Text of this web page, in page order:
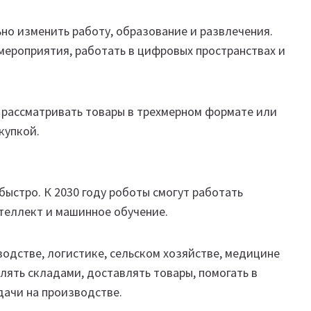
изменить работу, образование и развлечения.
работать в цифровых пространствах и
товары в трехмерном формате или
К 2030 году роботы смогут работать
и машинное обучение.
логистике, сельском хозяйстве, медицине
складами, доставлять товары, помогать в
на производстве.